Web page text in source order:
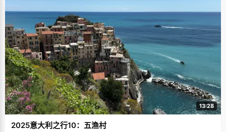
13:28
2025意大利之行10：五渔村